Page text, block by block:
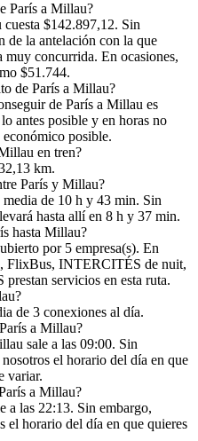
París a Millau?
$142.897,12. Sin
de la antelación con la que
muy concurrida. En ocasiones,
$51.744.
de París a Millau?
de París a Millau es
antes posible y en horas no
posible.
en tren?
km.
París y Millau?
de 10 h y 43 min. Sin
hasta allí en 8 h y 37 min.
hasta Millau?
por 5 empresa(s). En
FlixBus, INTERCITÉS de nuit,
servicios en esta ruta.
de 3 conexiones al día.
a Millau?
sale a las 09:00. Sin
el horario del día en que
variar.
a Millau?
a las 22:13. Sin embargo,
el horario del día en que quieres